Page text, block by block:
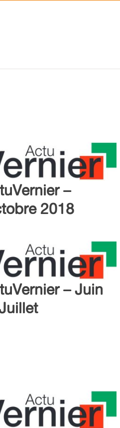
–
2018
– Juin